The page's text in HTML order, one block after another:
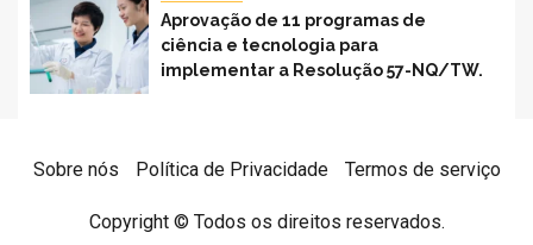
Aprovação de 11 programas de
ciência e tecnologia para
implementar a Resolução 57-NQ/TW.
Sobre nós Política de Privacidade Termos de serviço
Copyright © Todos os direitos reservados.